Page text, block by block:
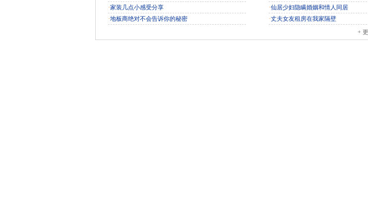
·家装几点小感受分享
·地板商绝对不会告诉你的秘密
·仙居少妇隐瞒婚姻和情人同居
·丈夫女友租房在我家隔壁
+